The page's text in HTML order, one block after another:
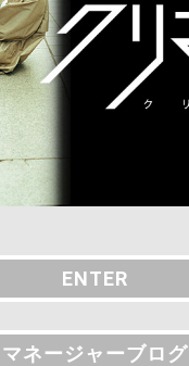
ENTER
マネージャーブログ
マネージャーブログ